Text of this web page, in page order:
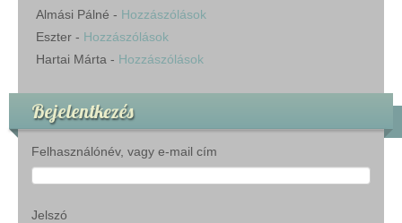
Almási Pálné - Hozzászólások
Eszter - Hozzászólások
Hartai Márta - Hozzászólások
Bejelentkezés
Felhasználónév, vagy e-mail cím
Jelszó